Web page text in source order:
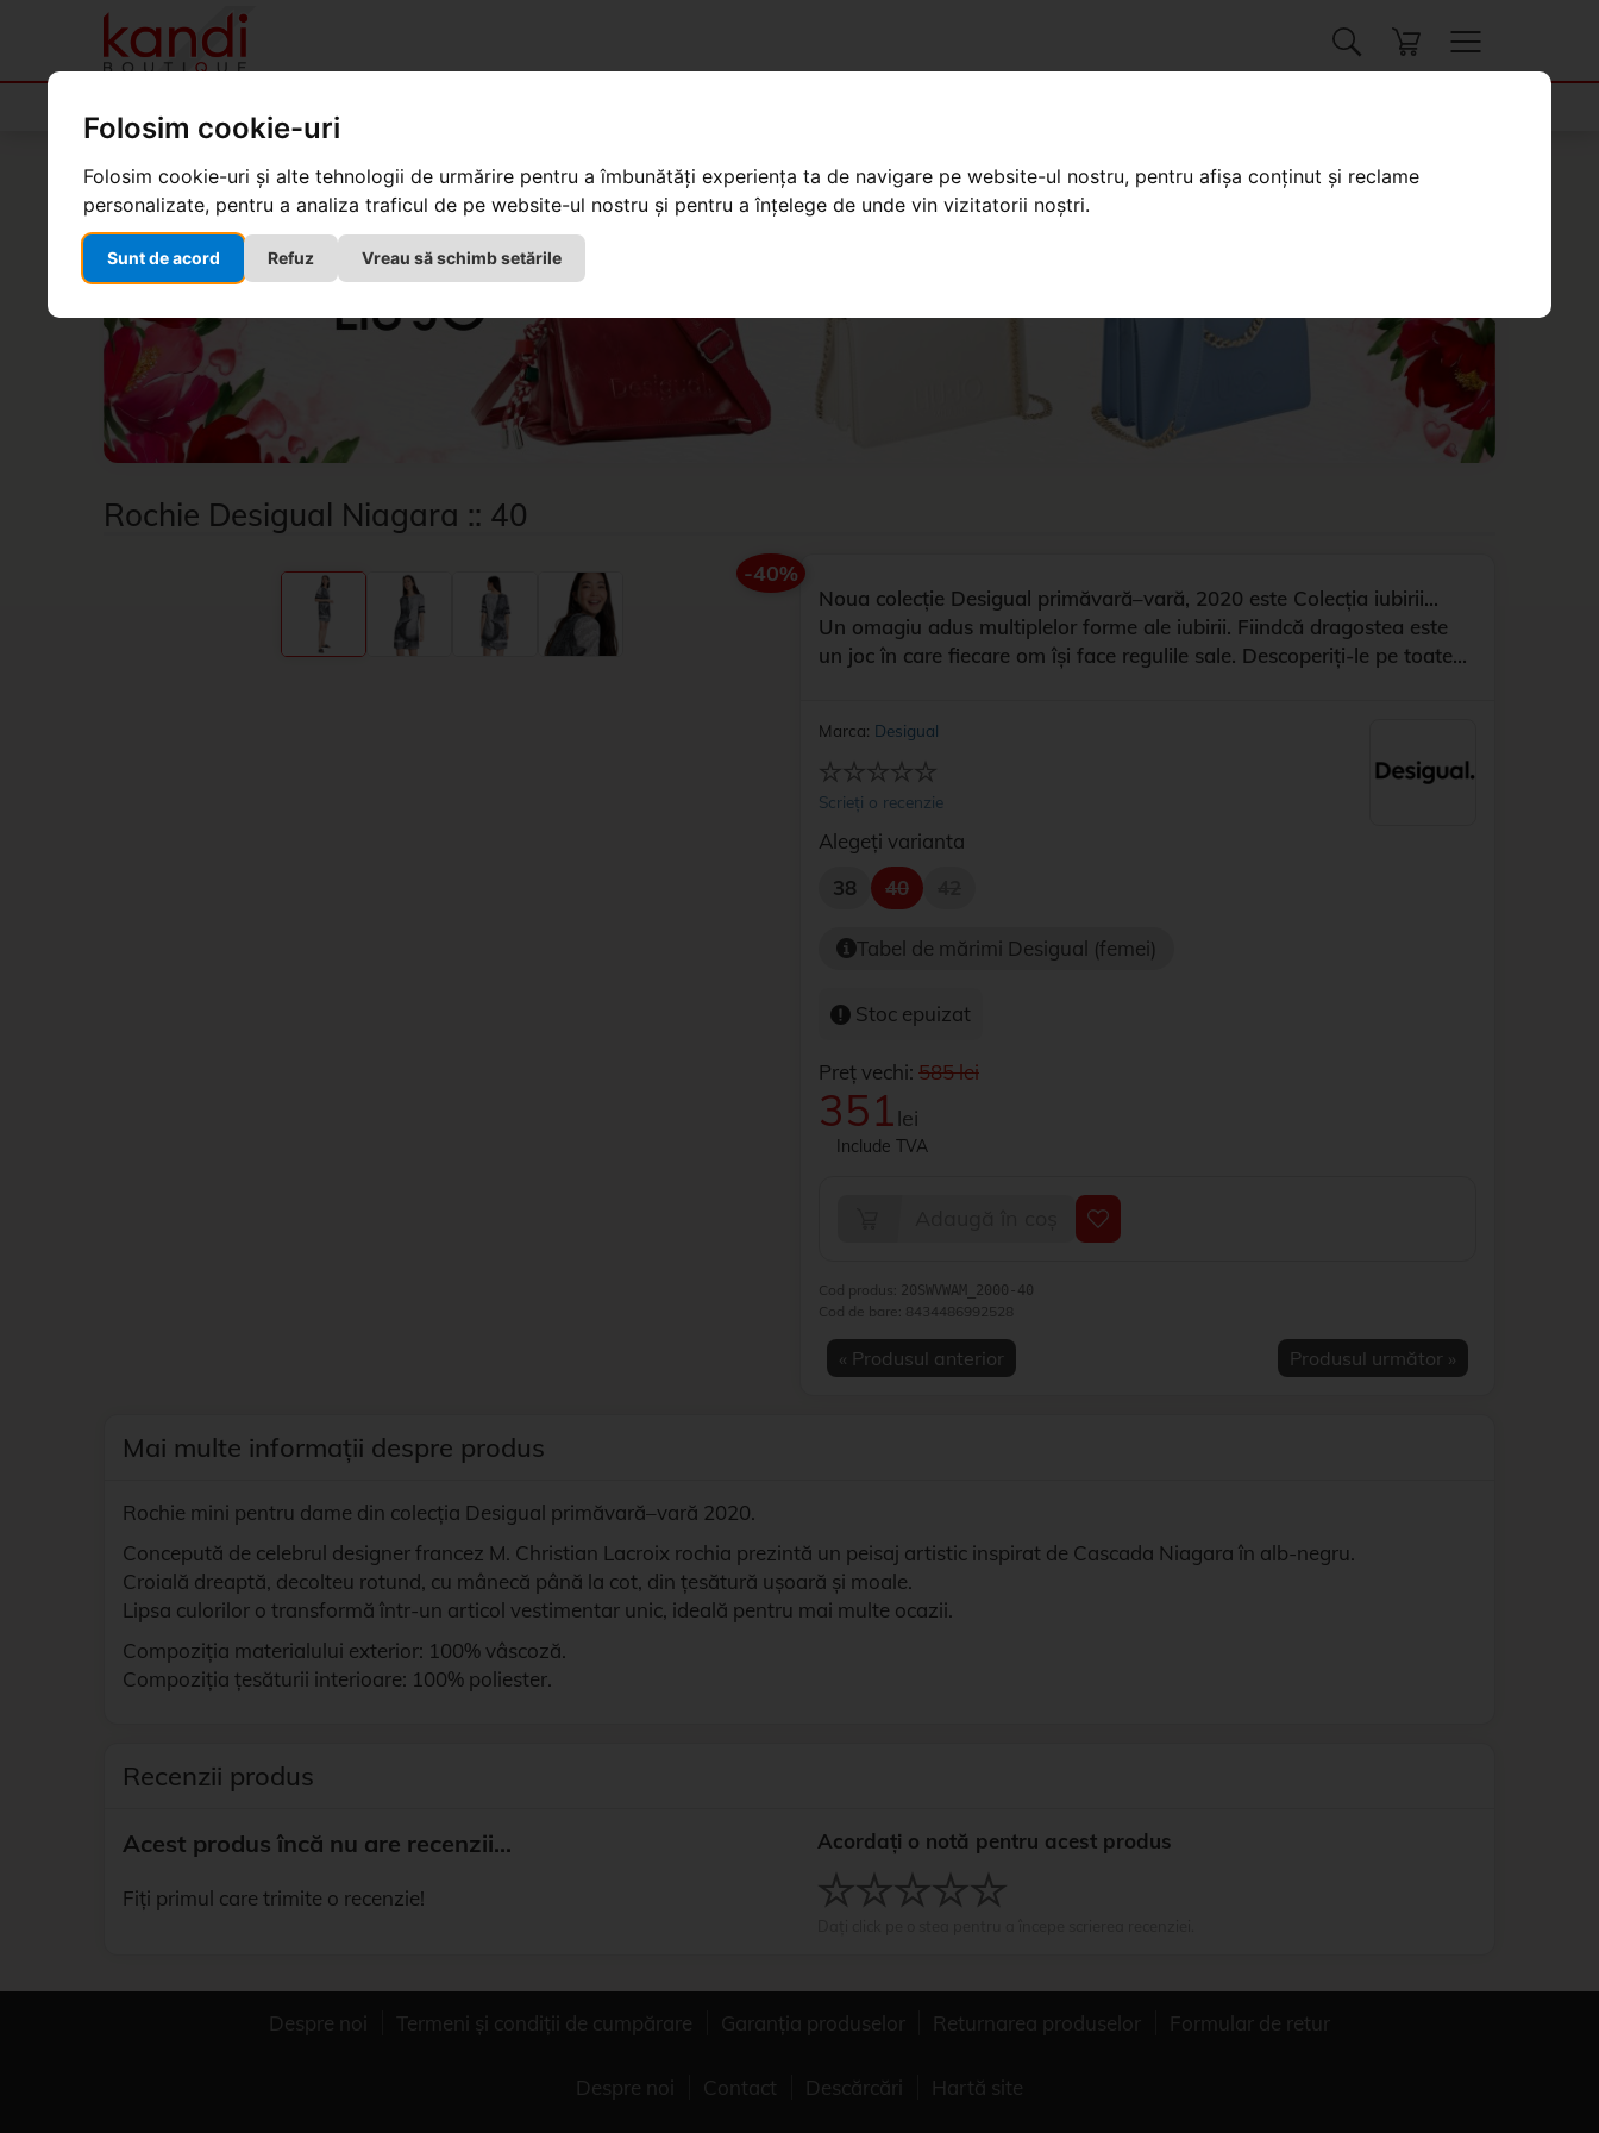
Folosim cookie-uri
Folosim cookie-uri și alte tehnologii de urmărire pentru a îmbunătăți experiența ta de navigare pe website-ul nostru, pentru afișa conținut și reclame
personalizate, pentru a analiza traficul de pe website-ul nostru și pentru a înțelege de unde vin vizitatorii noștri.
Sunt de acord Refuz Vreau să schimb setările
Rochie Desigual Niagara :: 40
-40%
Noua colecție Desigual primăvară–vară, 2020 este Colecția iubirii...
Un omagiu adus multiplelor forme ale iubirii. Fiindcă dragostea este
un joc în care fiecare om își face regulile sale. Descoperiți-le pe toate...
Marca: Desigual
Scrieți o recenzie
Alegeți varianta
38
40
Tabel de mărimi Desigual (femei)
Stoc epuizat
Preț vechi: 585 lei
351 lei
Include TVA
Cod produs: 20SWVWAM_2000-40
Cod de bare: 8434486992528
« Produsul anterior Produsul următor »
Mai multe informații despre produs
Rochie mini pentru dame din colecția Desigual primăvară–vară 2020.
Concepută de celebrul designer francez M. Christian Lacroix rochia prezintă un peisaj artistic inspirat de Cascada Niagara în alb-negru.
Croială dreaptă, decolteu rotund, cu mânecă până la cot, din țesătură ușoară și moale.
Lipsa culorilor o transformă într-un articol vestimentar unic, ideală pentru mai multe ocazii.
Compoziția materialului exterior: 100% vâscoză.
Compoziția țesăturii interioare: 100% poliester.
Recenzii produs
Acest produs încă nu are recenzii...
Fiți primul care trimite o recenzie!
Acordați o notă pentru acest produs
Despre noi Termeni și condiții de cumpărare Garanția produselor Returnarea produselor Formular de retur
Despre noi Contact Descărcări Hartă site